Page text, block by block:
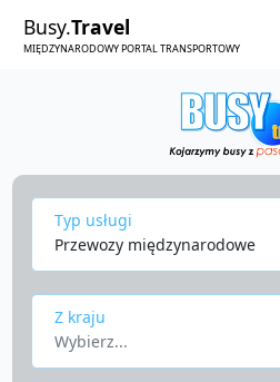
Busy.Travel
MIĘDZYNARODOWY PORTAL TRANSPORTOWY
Typ usługi
Przewozy międzynarodowe
Z kraju
Wybierz...